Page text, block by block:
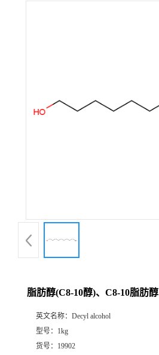
脂肪醇(C8-10醇)、C8-10脂肪醇
英文名称： Decyl alcohol
型号： 1kg
货号： 19902